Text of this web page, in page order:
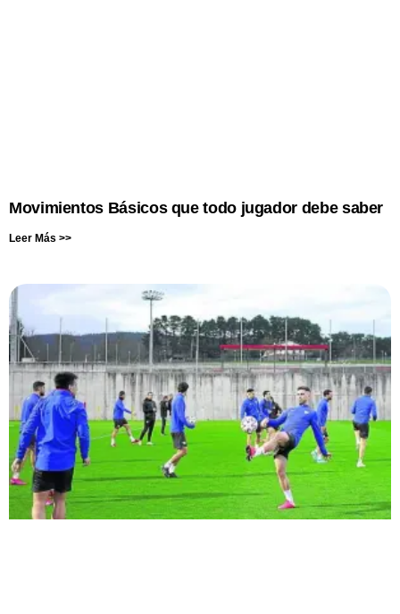
Movimientos Básicos que todo jugador debe saber
Leer Más >>